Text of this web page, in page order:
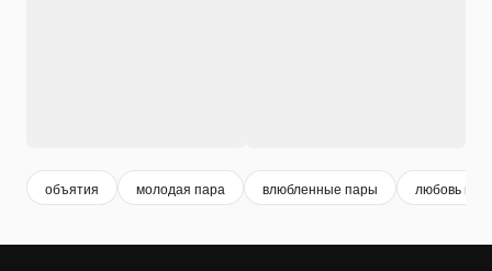
объятия молодая пара влюбленные пары любовь